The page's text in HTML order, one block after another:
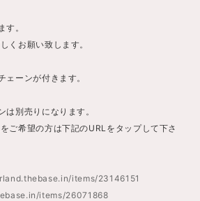
す。
くお願い致します。
ーンが付きます。
別売りになります。
ご希望の方は下記のURLをタップして下さ
items/23146151
items/26071868